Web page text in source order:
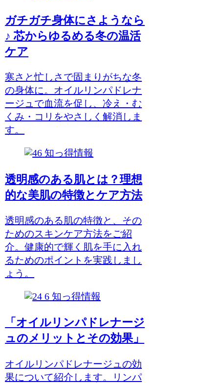
ガチガチ身体にさようなら
♪ 芯からゆるめる冬の温活
ケア
寒さと忙しさで固まりがちな冬
の身体に。オイルリンパドレナ
ージュで血流を促し、冷え・む
くみ・コリをやさしく解消しま
す。
知っ得情報
透明感のある肌とは？理想
的な美肌の特徴とケア方法
透明感のある肌の特徴と、その
ためのスキンケア方法をご紹
介。健康的で輝く肌を手に入れ
るためのポイントを実践しまし
ょう。
知っ得情報
「オイルリンパドレナージ
ュのメリットとその効果」
オイルリンパドレナージュの効
果について紹介します。リンパ